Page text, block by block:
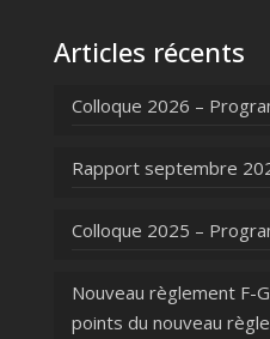
Articles récents
Colloque 2026 –
Rapport septembre
Colloque 2025 –
Nouveau règlement F-
points du nouveau